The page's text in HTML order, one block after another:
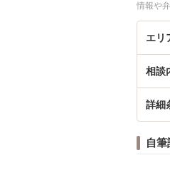
情報や
ブル解
すめで
エリ
相談
詳細
自